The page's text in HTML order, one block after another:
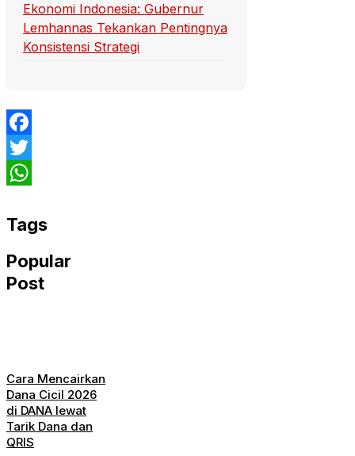
Ekonomi Indonesia: Gubernur
Lemhannas Tekankan Pentingnya
Konsistensi Strategi
Facebook
Twitter
Tags
Popular
Post
Cara Mencairkan
Dana Cicil 2026
di DANA lewat
Tarik Dana dan
QRIS